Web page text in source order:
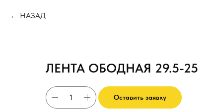
НАЗАД
ЛЕНТА ОБОДНАЯ 29.5-25
Оставить заявку